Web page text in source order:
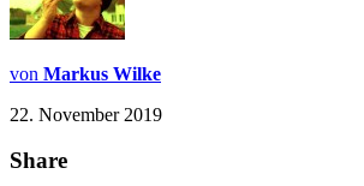
von Markus Wilke
22. November 2019
Share